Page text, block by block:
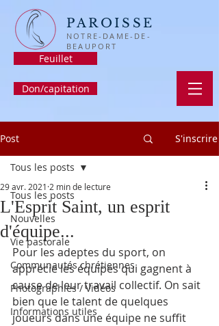
PAROISSE
NOTRE-DAME-DE-
BEAUPORT
Feuillet
Don/capitation
Post S'inscrire
Tous les posts
Nouvelles
Vie pastorale
Communautés chrétiennes
Photographies / Vidéos
Informations utiles
Tous les posts
L'Esprit Saint, un esprit
d'équipe...
29 avr. 2021 2 min de lecture
Pour les adeptes du sport, on
apprécie les équipes qui gagnent à
cause de leur travail collectif. On sait
bien que le talent de quelques
joueurs dans une équipe ne suffit